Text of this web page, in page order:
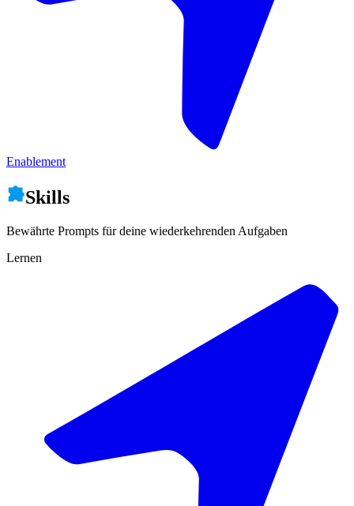
Enablement
Skills
Bewährte Prompts für deine wiederkehrenden Aufgaben
Lernen